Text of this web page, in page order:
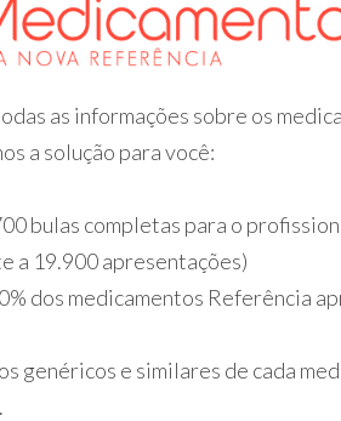
as informações sobre os
a solução para você:
bulas completas para o
a 19.900 apresentações)
dos medicamentos Referência
genéricos e similares de cada